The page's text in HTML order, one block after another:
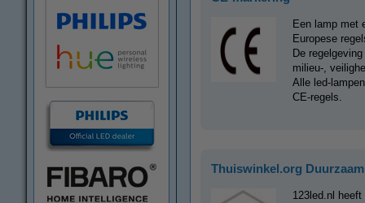
Een lamp met
Europese
De
milieu-,
Alle led-
CE-regels.
Thuiswinkel.org
123led.nl heeft